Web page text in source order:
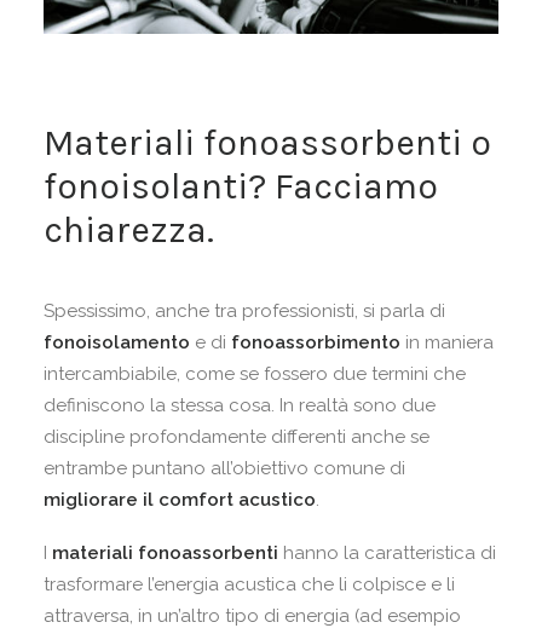
Materiali fonoassorbenti o
fonoisolanti? Facciamo
chiarezza.
Spessissimo, anche tra professionisti, si parla di
fonoisolamento e di fonoassorbimento in maniera
intercambiabile, come se fossero due termini che
definiscono la stessa cosa. In realtà sono due
discipline profondamente differenti anche se
entrambe puntano all’obiettivo comune di
migliorare il comfort acustico.
I materiali fonoassorbenti hanno la caratteristica di
trasformare l’energia acustica che li colpisce e li
attraversa, in un’altro tipo di energia (ad esempio